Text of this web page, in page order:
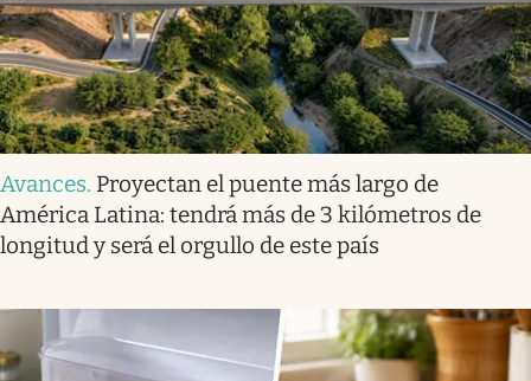
Avances. Proyectan el puente más largo de
América Latina: tendrá más de 3 kilómetros de
longitud y será el orgullo de este país